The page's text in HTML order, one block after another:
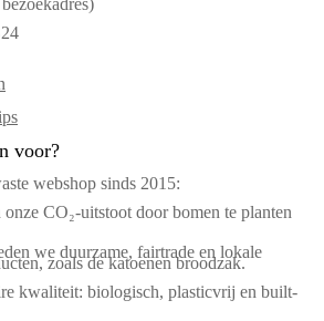
voor?
webshop sinds 2015:
onze CO₂-uitstoot door bomen te planten
we duurzame, fairtrade en lokale
zoals de katoenen broodzak.
kwaliteit: biologisch, plasticvrij en built-